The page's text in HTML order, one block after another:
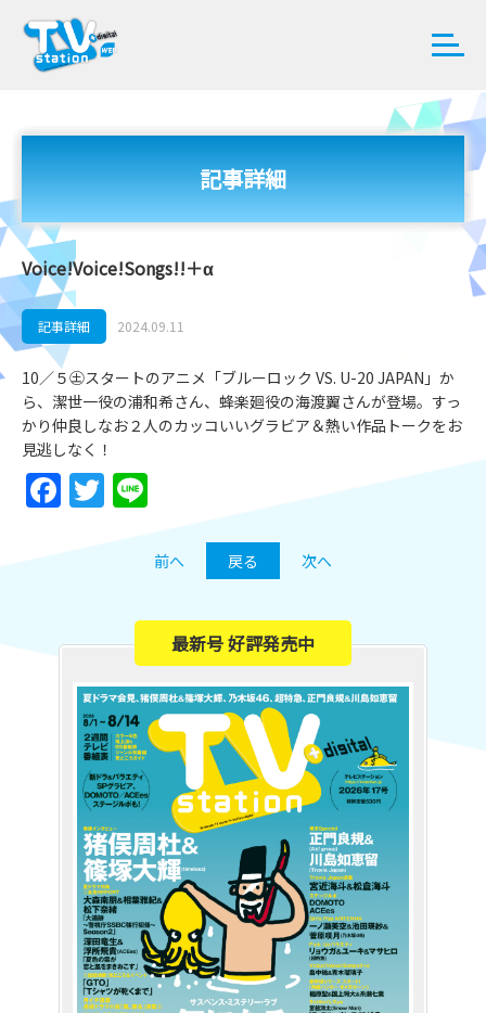
記事詳細
Voice!Voice!Songs!!＋α
記事詳細 2024.09.11
10／５㊏スタートのアニメ「ブルーロック VS. U-20 JAPAN」か
ら、潔世一役の浦和希さん、蜂楽廻役の海渡翼さんが登場。すっ
かり仲良しなお２人のカッコいいグラビア＆熱い作品トークをお
見逃しなく！
Facebook
Twitter
前へ 戻る 次へ
最新号 好評発売中